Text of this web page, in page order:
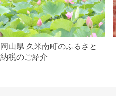
岡山県 久米南町のふるさと
納税のご紹介